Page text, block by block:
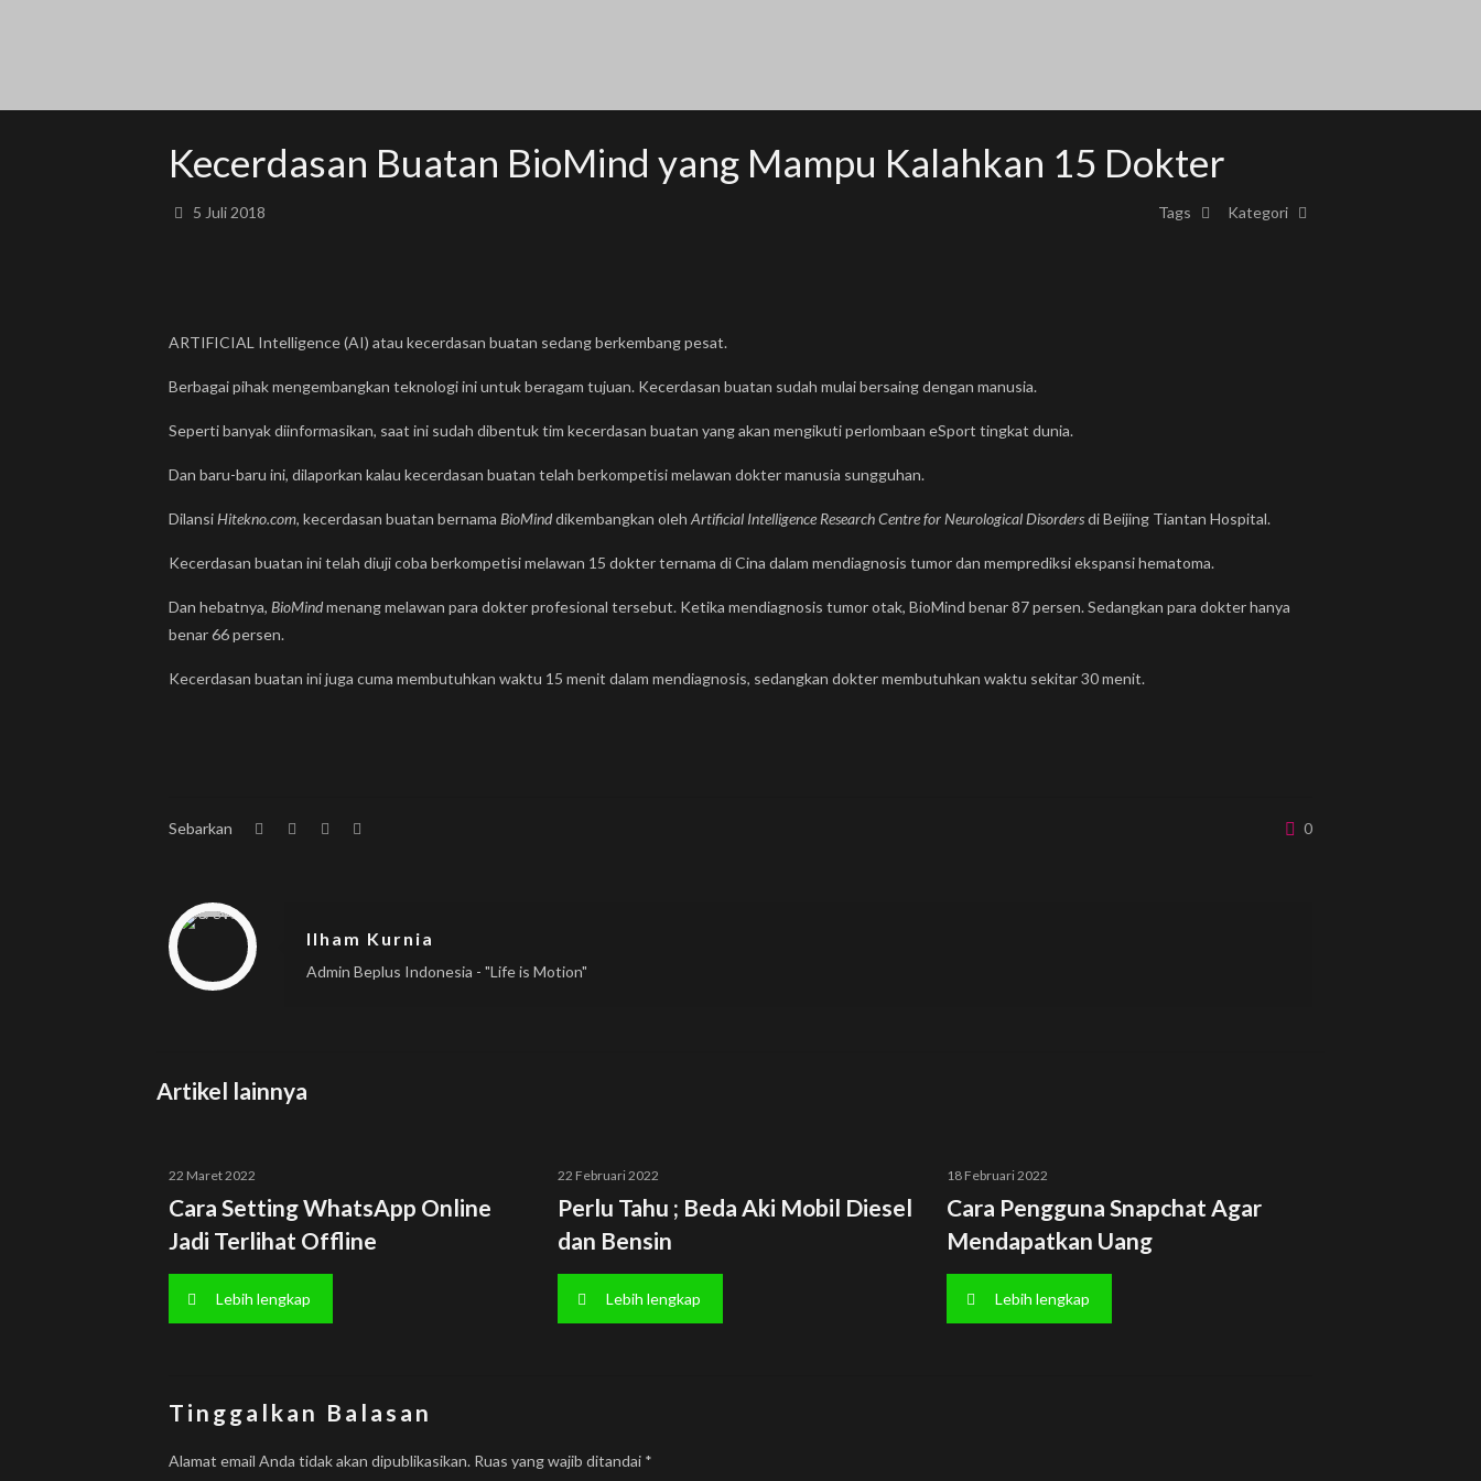
Kecerdasan Buatan BioMind yang Mampu Kalahkan 15 Dokter
5 Juli 2018 Kategori
Tags
ARTIFICIAL Intelligence (AI) atau kecerdasan buatan sedang berkembang pesat.
Berbagai pihak mengembangkan teknologi ini untuk beragam tujuan. Kecerdasan buatan sudah mulai bersaing dengan manusia.
Seperti banyak diinformasikan, saat ini sudah dibentuk tim kecerdasan buatan yang akan mengikuti perlombaan eSport tingkat dunia.
Dan baru-baru ini, dilaporkan kalau kecerdasan buatan telah berkompetisi melawan dokter manusia sungguhan.
DilansiHitekno.com, kecerdasan buatan bernama BioMinddikembangkan oleh Artificial Intelligence Research Centre for Neurological Disordersdi Beijing Tiantan Hospital.
Kecerdasan buatan ini telah diuji coba berkompetisi melawan 15 dokter ternama di Cina dalam mendiagnosis tumor dan memprediksi ekspansi hematoma.
Dan hebatnya, BioMindmenang melawan para dokter profesional tersebut. Ketika mendiagnosis tumor otak, BioMind benar 87 persen. Sedangkan para dokter hanya
benar 66 persen.
Kecerdasan buatan ini juga cuma membutuhkan waktu 15 menit dalam mendiagnosis, sedangkan dokter membutuhkan waktu sekitar 30 menit.
Sebarkan 0
Warning
: Trying to access array offset on null in
/home/u833233641/domains/beplus.id/public_html/wp-content/themes/betheme/includes/content-single.php
on line
286
Ilham Kurnia
Admin Beplus Indonesia - "Life is Motion"
Artikel lainnya
22 Maret 2022
Cara Setting WhatsApp Online
Jadi Terlihat Offline
Lebih lengkap
22 Februari 2022
Perlu Tahu ; Beda Aki Mobil Diesel
dan Bensin
Lebih lengkap
18 Februari 2022
Cara Pengguna Snapchat Agar
Mendapatkan Uang
Lebih lengkap
Tinggalkan Balasan
Alamat email Anda tidak akan dipublikasikan. Ruas yang wajib ditandai *